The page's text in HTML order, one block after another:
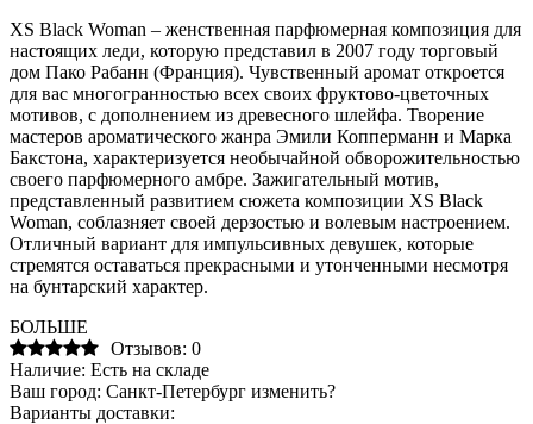
XS Black Woman – женственная парфюмерная композиция для
настоящих леди, которую представил в 2007 году торговый
дом Пако Рабанн (Франция). Чувственный аромат откроется
для вас многогранностью всех своих фруктово-цветочных
мотивов, с дополнением из древесного шлейфа. Творение
мастеров ароматического жанра Эмили Копперманн и Марка
Бакстона, характеризуется необычайной обворожительностью
своего парфюмерного амбре. Зажигательный мотив,
представленный развитием сюжета композиции XS Black
Woman, соблазняет своей дерзостью и волевым настроением.
Отличный вариант для импульсивных девушек, которые
стремятся оставаться прекрасными и утонченными несмотря
на бунтарский характер.
БОЛЬШЕ
Отзывов: 0
Наличие: Есть на складе
Ваш город: Санкт-Петербург изменить?
Варианты доставки: